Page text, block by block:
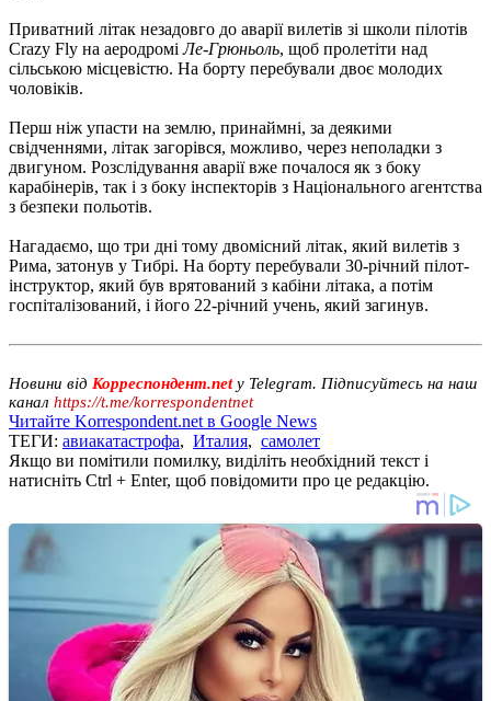
Приватний літак незадовго до аварії вилетів зі школи пілотів
Crazy Fly на аеродроміЛе-Грюньоль, щоб пролетіти над
сільською місцевістю. На борту перебували двоє молодих
чоловіків.
Перш ніж упасти на землю, принаймні, за деякими
свідченнями, літак загорівся, можливо, через неполадки з
двигуном. Розслідування аварії вже почалося як з боку
карабінерів, так і з боку інспекторів з Національного агентства
з безпеки польотів.
Нагадаємо, що три дні тому двомісний літак, який вилетів з
Рима, затонув у Тибрі. На борту перебували 30-річний пілот-
інструктор, який був врятований з кабіни літака, а потім
госпіталізований, і його 22-річний учень, який загинув.
Новини від Корреспондент.netу Telegram. Підписуйтесь на наш
канал https://t.me/korrespondentnet
Читайте Korrespondent.net в Google News
ТЕГИ: авиакатастрофа, Италия, самолет
Якщо ви помітили помилку, виділіть необхідний текст і
натисніть Ctrl + Enter, щоб повідомити про це редакцію.